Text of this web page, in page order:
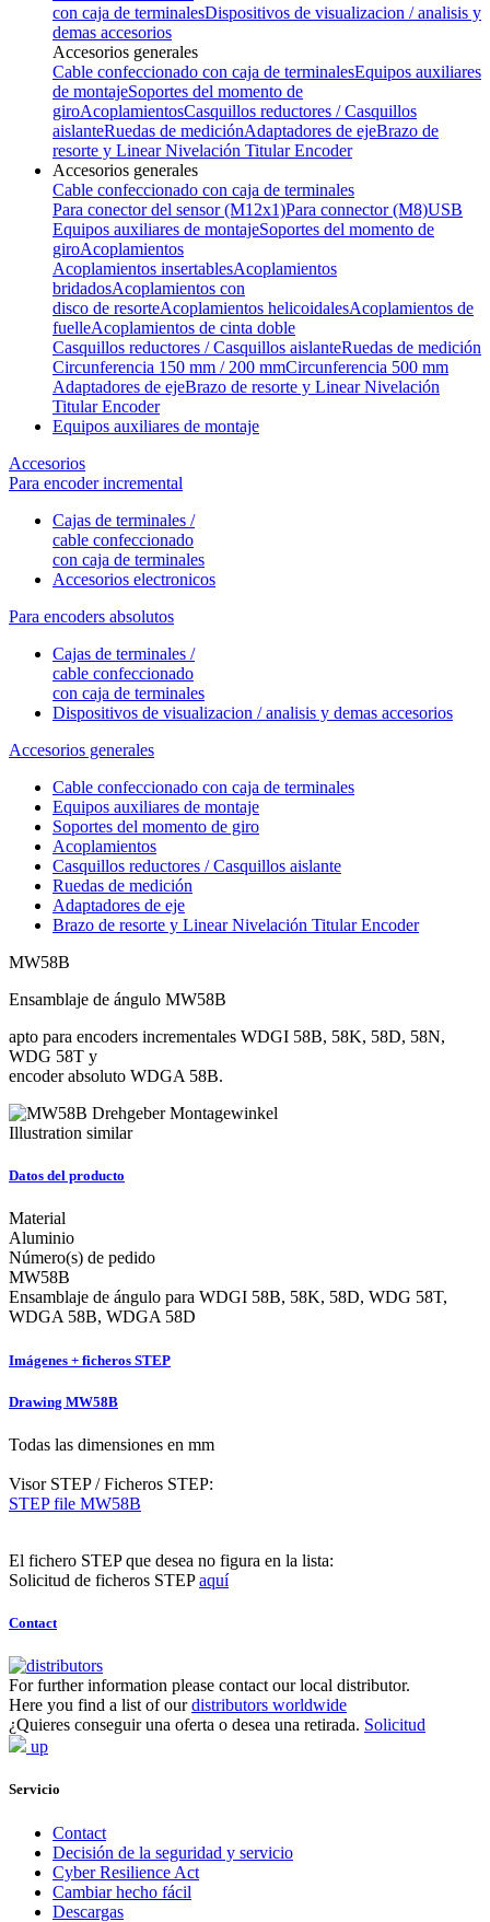
con caja de terminalesDispositivos de visualizacion / analisis y
demas accesorios
Accesorios generales
Cable confeccionado con caja de terminalesEquipos auxiliares
de montajeSoportes del momento de
giroAcoplamientosCasquillos reductores / Casquillos
aislanteRuedas de mediciónAdaptadores de ejeBrazo de
resorte y Linear Nivelación Titular Encoder
Accesorios generales
Cable confeccionado con caja de terminales
Para conector del sensor (M12x1)Para connector (M8)USB
Equipos auxiliares de montajeSoportes del momento de
giroAcoplamientos
Acoplamientos insertablesAcoplamientos
bridadosAcoplamientos con
disco de resorteAcoplamientos helicoidalesAcoplamientos de
fuelleAcoplamientos de cinta doble
Casquillos reductores / Casquillos aislanteRuedas de medición
Circunferencia 150 mm / 200 mmCircunferencia 500 mm
Adaptadores de ejeBrazo de resorte y Linear Nivelación
Titular Encoder
Equipos auxiliares de montaje
Accesorios
Para encoder incremental
Cajas de terminales /
cable confeccionado
con caja de terminales
Accesorios electronicos
Para encoders absolutos
Cajas de terminales /
cable confeccionado
con caja de terminales
Dispositivos de visualizacion / analisis y demas accesorios
Accesorios generales
Cable confeccionado con caja de terminales
Equipos auxiliares de montaje
Soportes del momento de giro
Acoplamientos
Casquillos reductores / Casquillos aislante
Ruedas de medición
Adaptadores de eje
Brazo de resorte y Linear Nivelación Titular Encoder
MW58B
Ensamblaje de ángulo MW58B
apto para encoders incrementales WDGI 58B, 58K, 58D, 58N,
WDG 58T y
encoder absoluto WDGA 58B.
Illustration similar
Datos del producto
Material
Aluminio
Número(s) de pedido
MW58B
Ensamblaje de ángulo para WDGI 58B, 58K, 58D, WDG 58T,
WDGA 58B, WDGA 58D
Imágenes + ficheros STEP
Drawing MW58B
Todas las dimensiones en mm
Visor STEP / Ficheros STEP:
STEP file MW58B
El fichero STEP que desea no figura en la lista:
Solicitud de ficheros STEPaquí
Contact
For further information please contact our local distributor.
Here you find a list of ourdistributors worldwide
¿Quieres conseguir una oferta o desea una retirada. Solicitud
up
Servicio
Contact
Decisión de la seguridad y servicio
Cyber Resilience Act
Cambiar hecho fácil
Descargas